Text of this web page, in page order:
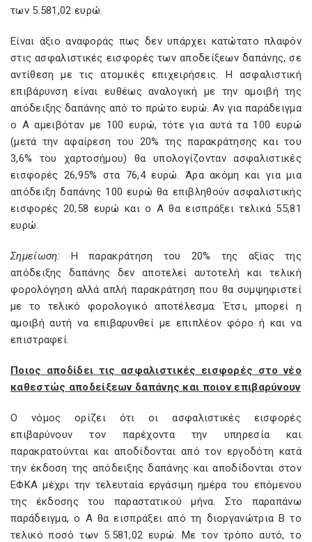
των 5.581,02 ευρώ.
Είναι άξιο αναφοράς πως δεν υπάρχει κατώτατο πλαφόν
στις ασφαλιστικές εισφορές των αποδείξεων δαπάνης, σε
αντίθεση με τις ατομικές επιχειρήσεις. Η ασφαλιστική
επιβάρυνση είναι ευθέως αναλογική με την αμοιβή της
απόδειξης δαπάνης από το πρώτο ευρώ. Αν για παράδειγμα
ο Α αμειβόταν με 100 ευρώ, τότε για αυτά τα 100 ευρώ
(μετά την αφαίρεση του 20% της παρακράτησης και του
3,6% του χαρτοσήμου) θα υπολογίζονταν ασφαλιστικές
εισφορές 26,95% στα 76,4 ευρώ. Άρα ακόμη και για μια
απόδειξη δαπάνης 100 ευρώ θα επιβληθούν ασφαλιστικής
εισφορές 20,58 ευρώ και ο Α θα εισπράξει τελικά 55,81
ευρώ.
Σημείωση: Η παρακράτηση του 20% της αξίας της
απόδειξης δαπάνης δεν αποτελεί αυτοτελή και τελική
φορολόγηση αλλά απλή παρακράτηση που θα συμψηφιστεί
με το τελικό φορολογικό αποτέλεσμα. Έτσι, μπορεί η
αμοιβή αυτή να επιβαρυνθεί με επιπλέον φόρο ή και να
επιστραφεί.
Ποιος αποδίδει τις ασφαλιστικές εισφορές στο νέο
καθεστώς αποδείξεων δαπάνης και ποιον επιβαρύνουν
Ο νόμος ορίζει ότι οι ασφαλιστικές εισφορές
επιβαρύνουν τον παρέχοντα την υπηρεσία και
παρακρατούνται και αποδίδονται από τον εργοδότη κατά
την έκδοση της απόδειξης δαπάνης και αποδίδονται στον
ΕΦΚΑ μέχρι την τελευταία εργάσιμη ημέρα του επόμενου
της έκδοσης του παραστατικού μήνα. Στο παραπάνω
παράδειγμα, ο Α θα εισπράξει από τη διοργανώτρια Β το
τελικό ποσό των 5.581,02 ευρώ. Με τον τρόπο αυτό, το